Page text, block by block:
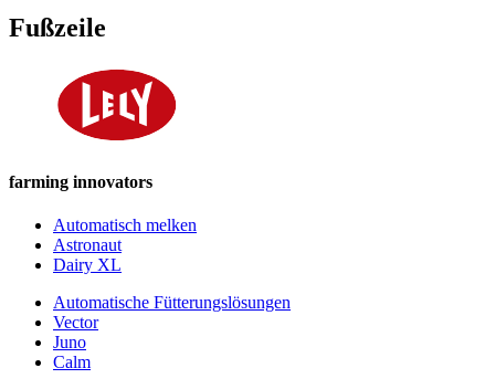
Fußzeile
farming innovators
Automatisch melken
Astronaut
Dairy XL
Automatische Fütterungslösungen
Vector
Juno
Calm